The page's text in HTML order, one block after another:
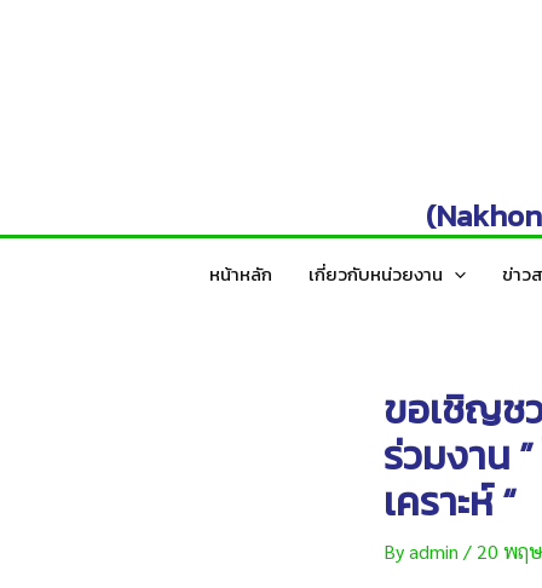
หน้าหลัก เกี่ยวกับหน่วยงาน ข่าว
ขอเชิญช
ร่วมงาน
เคราะห์ “
Byadmin /20 พฤ